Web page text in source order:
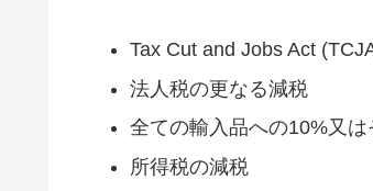
Tax Cut and Jobs Act
法人税の更なる減税
全ての輸入品への10%又は
所得税の減税